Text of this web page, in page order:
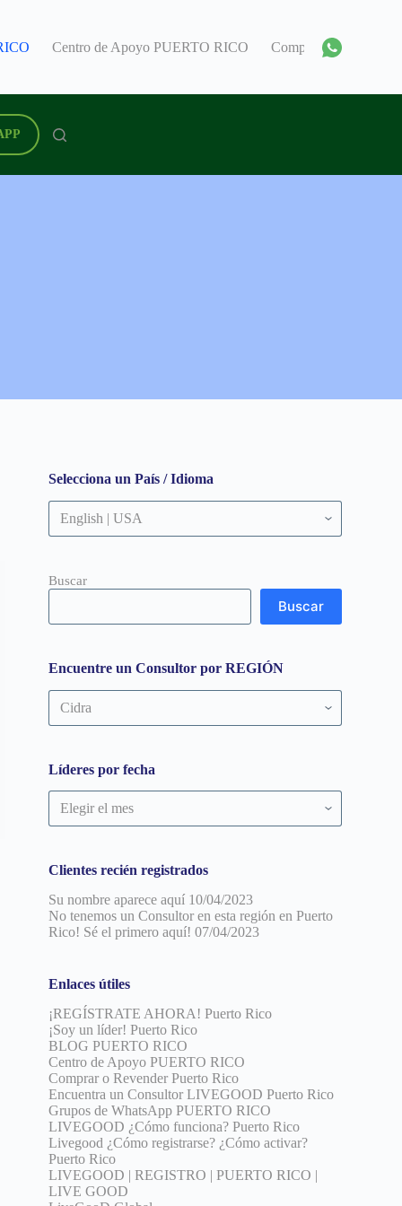
Centro de Apoyo PUERTO RICO Comprar o Revender
Selecciona un País / Idioma
Buscar
Buscar
Encuentre un Consultor por REGIÓN
Encuentre
un
Consultor
Líderes por fecha
Líderes
por
fecha
Clientes recién registrados
Su nombre aparece aquí 10/04/2023
No tenemos un Consultor en esta región en Puerto
Rico! Sé el primero aquí! 07/04/2023
Enlaces útiles
¡REGÍSTRATE AHORA! Puerto Rico
¡Soy un líder! Puerto Rico
BLOG PUERTO RICO
Centro de Apoyo PUERTO RICO
Comprar o Revender Puerto Rico
Encuentra un Consultor LIVEGOOD Puerto Rico
Grupos de WhatsApp PUERTO RICO
LIVEGOOD ¿Cómo funciona? Puerto Rico
Livegood ¿Cómo registrarse? ¿Cómo activar?
Puerto Rico
LIVEGOOD | REGISTRO | PUERTO RICO |
LIVE GOOD